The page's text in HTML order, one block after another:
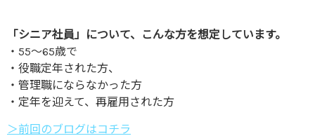
「シニア社員」について、こんな方を想定しています。
・55〜65歳で
・役職定年された方、
・管理職にならなかった方
・定年を迎えて、再雇用された方
＞前回のブログはコチラ